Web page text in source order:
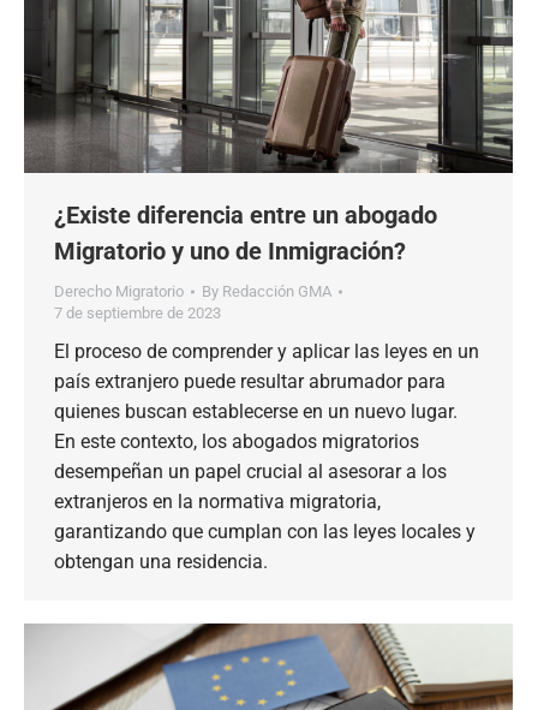
¿Existe diferencia entre un abogado
Migratorio y uno de Inmigración?
Derecho Migratorio By Redacción GMA
7 de septiembre de 2023
El proceso de comprender y aplicar las leyes en un
país extranjero puede resultar abrumador para
quienes buscan establecerse en un nuevo lugar.
En este contexto, los abogados migratorios
desempeñan un papel crucial al asesorar a los
extranjeros en la normativa migratoria,
garantizando que cumplan con las leyes locales y
obtengan una residencia.